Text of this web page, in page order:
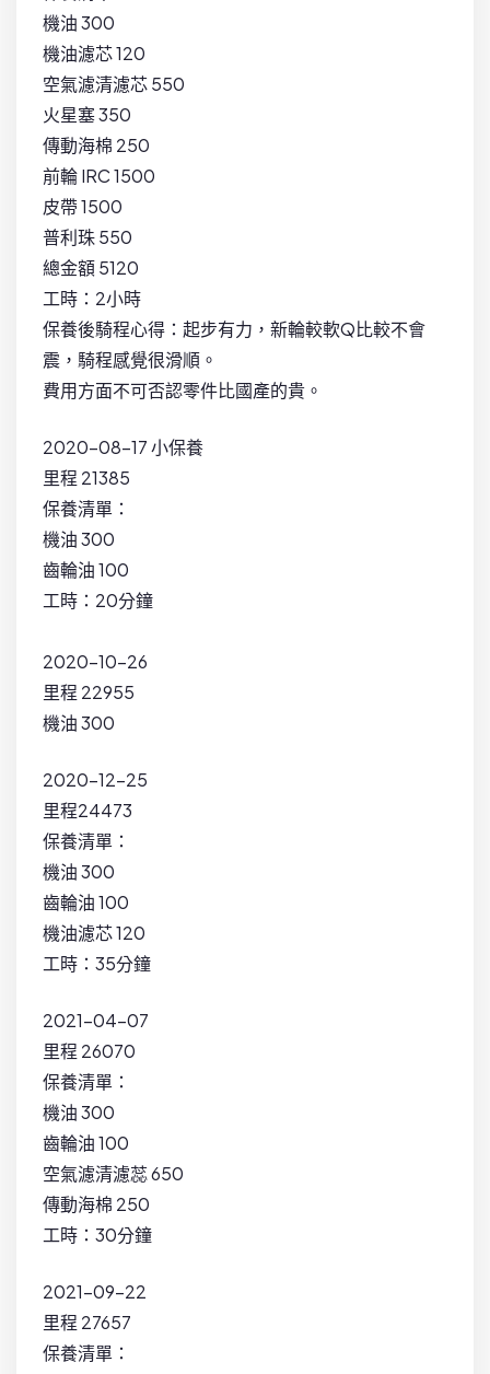
機油 300
機油濾芯 120
空氣濾清濾芯 550
火星塞 350
傳動海棉 250
前輪 IRC 1500
皮帶 1500
普利珠 550
總金額 5120
工時：2小時
保養後騎程心得：起步有力，新輪較軟Q比較不會
震，騎程感覺很滑順。
費用方面不可否認零件比國產的貴。
2020-08-17 小保養
里程 21385
保養清單：
機油 300
齒輪油 100
工時：20分鐘
2020-10-26
里程 22955
機油 300
2020-12-25
里程24473
保養清單：
機油 300
齒輪油 100
機油濾芯 120
工時：35分鐘
2021-04-07
里程 26070
保養清單：
機油 300
齒輪油 100
空氣濾清濾蕊 650
傳動海棉 250
工時：30分鐘
2021-09-22
里程 27657
保養清單：